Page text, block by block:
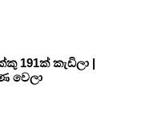
191ක් කැඩිලා |
වෙලා